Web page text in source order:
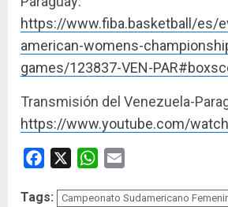
https://www.fiba.basketball/es/
american-womens-
games/123837-VEN-
Transmisión del Venezuela-
https://www.youtube.com/
Facebook WhatsApp
Tags:
Campeonato Sudamericano